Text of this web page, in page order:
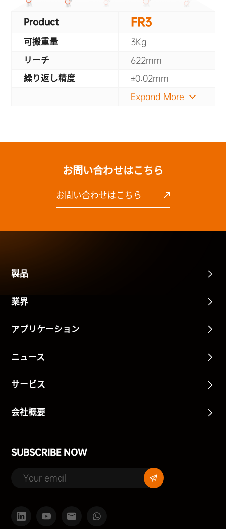
Product FR3
可搬重量
3Kg
リーチ
622mm
繰り返し精度
±0.02mm
Expand More
お問い合わせはこちら
お問い合わせはこちら
製品
業界
アプリケーション
ニュース
サービス
会社概要
SUBSCRIBE NOW